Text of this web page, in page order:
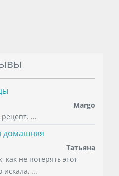
Margo
...
домашняя
Татьяна
как не потерять этот
искала, ...